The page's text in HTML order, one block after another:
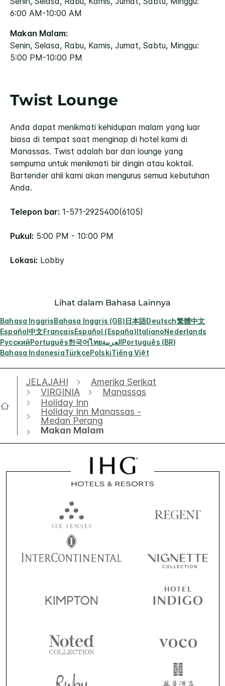
6:00 AM-10:00 AM
Makan Malam:
Senin, Selasa, Rabu, Kamis, Jumat, Sabtu, Minggu:
5:00 PM-10:00 PM
Twist Lounge
Anda dapat menikmati kehidupan malam yang luar
biasa di tempat saat menginap di hotel kami di
Manassas. Twist adalah bar dan lounge yang
sempurna untuk menikmati bir dingin atau koktail.
Bartender ahli kami akan mengurus semua kebutuhan
Anda.
Telepon bar: 1-571-2925400(6105)
Pukul: 5:00 PM - 10:00 PM
Lokasi: Lobby
Lihat dalam Bahasa Lainnya
Bahasa InggrisBahasa Inggris (GB)日本語Deutsch繁體中文
Español中文FrançaisEspañol (España)ItalianoNederlands
РусскийPortuguês한국어ไทยالعربيةPortuguês (BR)
Bahasa IndonesiaTürkçePolskiTiếng Việt
JELAJAHI
Amerika Serikat
VIRGINIA
Manassas
Holiday Inn
Holiday Inn Manassas -
Medan Perang
Makan Malam